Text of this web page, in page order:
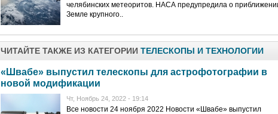
челябинских метеоритов. НАСА предупредила о
Земле крупного..
ЧИТАЙТЕ ТАКЖЕ ИЗ КАТЕГОРИИ ТЕЛЕСКОПЫ И ТЕХНОЛОГИИ
«Швабе» выпустил телескопы для астрофотографии в
новой модификации
Чт, Ноябрь 24, 2022 - 19:14
Все новости 24 ноября 2022 Новости «Швабе» выпустил